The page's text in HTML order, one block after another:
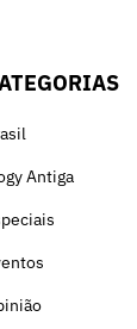
Antiga